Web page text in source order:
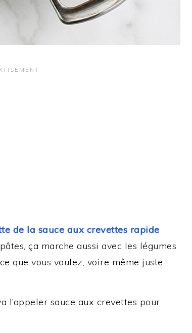
de la sauce aux crevettes rapide
ça marche aussi avec les légumes
que vous voulez, voire même juste
l’appeler sauce aux crevettes pour